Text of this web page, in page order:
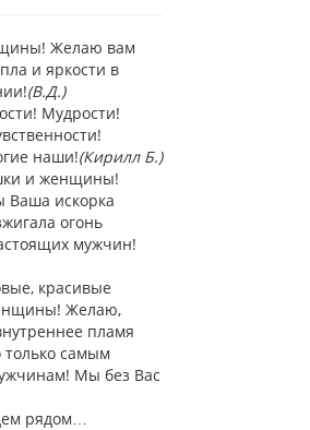
Желаю вам
и яркости в
(В.Д.)
Мудрости!
наши!(Кирилл Б.)
и женщины!
Ваша искорка
огонь
мужчин!
красивые
Желаю,
пламя
только самым
Мы без Вас
рядом…